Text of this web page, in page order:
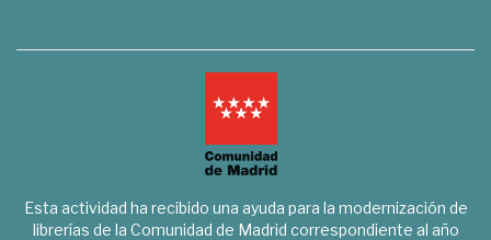
Esta actividad ha recibido una ayuda para la modernización de
librerías de la Comunidad de Madrid correspondiente al año